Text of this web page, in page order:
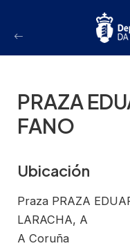
PRAZA
FANO
Ubicación
Praza PRAZA
LARACHA, A
A Coruña